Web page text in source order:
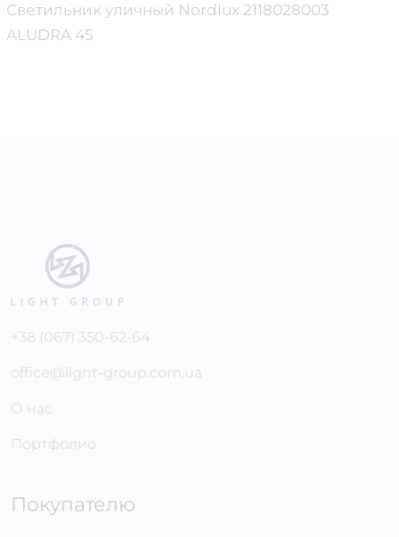
Светильник уличный Nordlux 2118028003
ALUDRA 45
+38 (067) 350-62-64
office@light-group.com.ua
О нас
Портфолио
Покупателю